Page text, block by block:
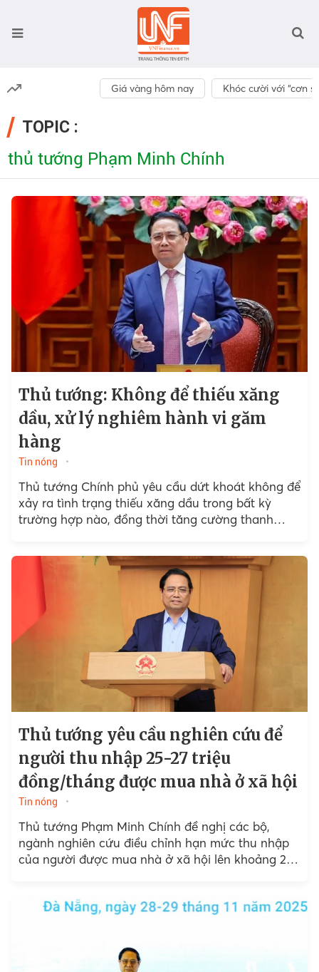
Giá vàng hôm nay Khóc cười với “cơn
TOPIC :
thủ tướng Phạm Minh Chính
Thủ tướng: Không để thiếu xăng
dầu, xử lý nghiêm hành vi găm
hàng
Tin nóng
Thủ tướng Chính phủ yêu cầu dứt khoát không để
xảy ra tình trạng thiếu xăng dầu trong bất kỳ
trường hợp nào, đồng thời tăng cường thanh
Thủ tướng yêu cầu nghiên cứu để
người thu nhập 25-27 triệu
đồng/tháng được mua nhà ở xã hội
Tin nóng
Thủ tướng Phạm Minh Chính đề nghị các bộ,
ngành nghiên cứu điều chỉnh hạn mức thu nhập
của người được mua nhà ở xã hội lên khoảng 25-